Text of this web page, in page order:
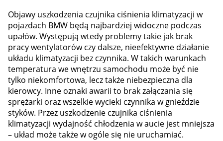
Objawy uszkodzenia czujnika ciśnienia klimatyzacji w
pojazdach BMW będą najbardziej widoczne podczas
upałów. Występują wtedy problemy takie jak brak
pracy wentylatorów czy dalsze, nieefektywne działanie
układu klimatyzacji bez czynnika. W takich warunkach
temperatura we wnętrzu samochodu może być nie
tylko niekomfortowa, lecz także niebezpieczna dla
kierowcy. Inne oznaki awarii to brak załączania się
sprężarki oraz wszelkie wycieki czynnika w gnieździe
styków. Przez uszkodzenie czujnika ciśnienia
klimatyzacji wydajność chłodzenia w aucie jest mniejsza
– układ może także w ogóle się nie uruchamiać.